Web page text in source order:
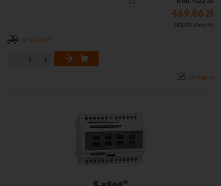
469,86 zł
382,00 zł netto
od 11,00 zł
Dostępny